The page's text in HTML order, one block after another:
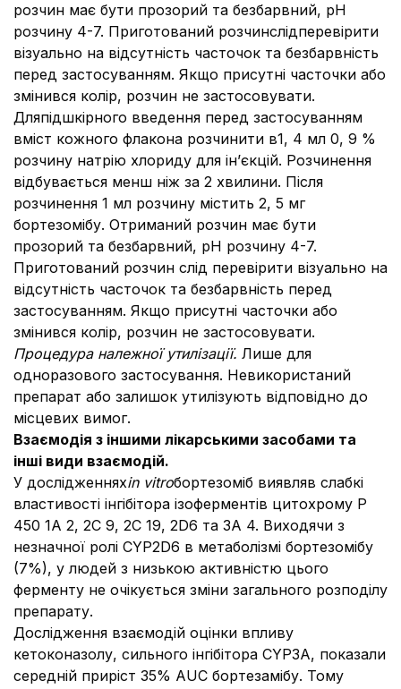
розчин має бути прозорий та безбарвний, рН
розчину 4-7. Приготований розчинслідперевірити
візуально на відсутність часточок та безбарвність
перед застосуванням. Якщо присутні часточки або
змінився колір, розчин не застосовувати.
Дляпідшкірного введення перед застосуванням
вміст кожного флакона розчинити в1, 4 мл 0, 9 %
розчину натрію хлориду для ін’єкцій. Розчинення
відбувається менш ніж за 2 хвилини. Після
розчинення 1 мл розчину містить 2, 5 мг
бортезомібу. Отриманий розчин має бути
прозорий та безбарвний, рН розчину 4-7.
Приготований розчин слід перевірити візуально на
відсутність часточок та безбарвність перед
застосуванням. Якщо присутні часточки або
змінився колір, розчин не застосовувати.
Процедура належної утилізації. Лише для
одноразового застосування. Невикористаний
препарат або залишок утилізують відповідно до
місцевих вимог.
Взаємодія з іншими лікарськими засобами та
інші види взаємодій.
У дослідженняхin vitroбортезоміб виявляв слабкі
властивості інгібітора ізоферментів цитохрому Р
450 1А 2, 2С 9, 2С 19, 2D6 та 3А 4. Виходячи з
незначної ролі CYP2D6 в метаболізмі бортезомібу
(7%), у людей з низькою активністю цього
ферменту не очікується зміни загального розподілу
препарату.
Дослідження взаємодій оцінки впливу
кетоконазолу, сильного інгібітора CYP3A, показали
середній приріст 35% AUC бортезамібу. Тому